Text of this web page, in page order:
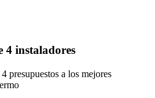
4 instaladores
presupuestos a los mejores